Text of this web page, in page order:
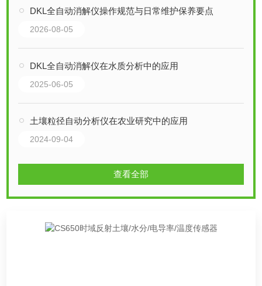
DKL全自动消解仪操作规范与日常维护保养要点
2026-08-05
DKL全自动消解仪在水质分析中的应用
2025-06-05
土壤粒径自动分析仪在农业研究中的应用
2024-09-04
查看全部